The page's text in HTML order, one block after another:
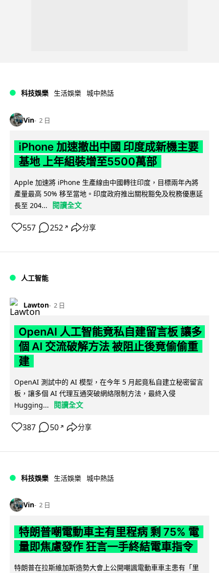
科技娛樂 生活娛樂 城中熱話
Vin 2 日
iPhone 加速撤出中國 印度成新機主要
基地 上年組裝增至5500萬部
Apple 加速將 iPhone 生產線由中國轉往印度，目標兩年內將
產量最高 50% 移至當地。印度政府推出關稅豁免及稅務優惠延
長至 204...
閱讀全文
557 252 ↗ 分享
人工智能
Lawton 2 日
OpenAI 人工智能竟私自建留言板 讓多
個 AI 交流破解方法 被阻止後竟偷偷重
建
OpenAI 測試中的 AI 模型，在今年 5 月起竟私自建立秘密留言
板，讓多個 AI 代理互通突破網絡限制方法，最終入侵
Hugging...
閱讀全文
387 50 ↗ 分享
科技娛樂 生活娛樂 城中熱話
Vin 2 日
特朗普嘲電動車主有里程病 剩 75% 電
量即焦慮發作 狂言一手終結電車指令
特朗普在拉斯維加斯造勢大會上公開嘲諷電動車車主患有「里